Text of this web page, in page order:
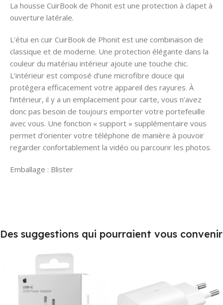
La housse CuirBook de Phonit est une protection à clapet à
ouverture latérale.
L’étui en cuir CuirBook de Phonit est une combinaison de
classique et de moderne. Une protection élégante dans la
couleur du matériau intérieur ajoute une touche chic.
L’intérieur est composé d’une microfibre douce qui
protégera efficacement votre appareil des rayures. À
l’intérieur, il y a un emplacement pour carte, vous n’avez
donc pas besoin de toujours emporter votre portefeuille
avec vous. Une fonction « support » supplémentaire vous
permet d’orienter votre téléphone de manière à pouvoir
regarder confortablement la vidéo ou parcourir les photos.
Emballage : Blister
Des suggestions qui pourraient vous convenir